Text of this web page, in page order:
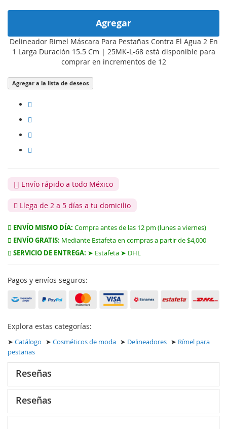
Agregar
Delineador Rimel Máscara Para Pestañas Contra El Agua 2 En
1 Larga Duración 15.5 Cm | 25MK-L-68 está disponible para
comprar en incrementos de 12
Agregar a la lista de deseos
Envío rápido a todo México
Llega de 2 a 5 días a tu domicilio
ENVÍO MISMO DÍA: Compra antes de las 12 pm (lunes a viernes)
ENVÍO GRATIS: Mediante Estafeta en compras a partir de $4,000
SERVICIO DE ENTREGA: ➤ Estafeta ➤ DHL
Pagos y envíos seguros:
Explora estas categorías:
➤ Catálogo ➤ Cosméticos de moda ➤ Delineadores ➤ Rímel para
pestañas
Reseñas
Reseñas